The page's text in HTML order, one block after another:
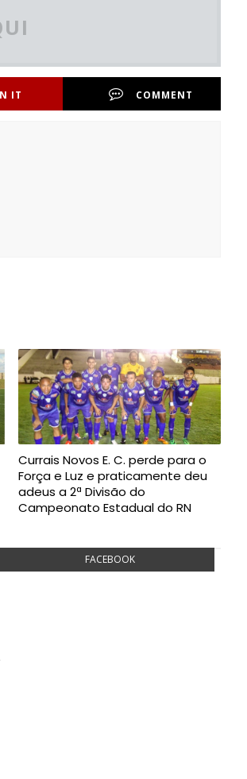
IT COMMENT
Currais Novos E. C. perde para o
Força e Luz e praticamente deu
adeus a 2ª Divisão do
Campeonato Estadual do RN
FACEBOOK